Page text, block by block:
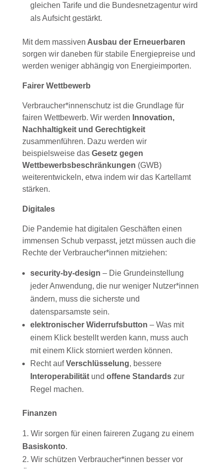
gleichen Tarife und die Bundesnetzagentur wird
als Aufsicht gestärkt.
Mit dem massiven Ausbau der Erneuerbaren
sorgen wir daneben für stabile Energiepreise und
werden weniger abhängig von Energieimporten.
Fairer Wettbewerb
Verbraucher*innenschutz ist die Grundlage für
fairen Wettbewerb. Wir werden Innovation,
Nachhaltigkeit und Gerechtigkeit
zusammenführen. Dazu werden wir
beispielsweise das Gesetz gegen
Wettbewerbsbeschränkungen (GWB)
weiterentwickeln, etwa indem wir das Kartellamt
stärken.
Digitales
Die Pandemie hat digitalen Geschäften einen
immensen Schub verpasst, jetzt müssen auch die
Rechte der Verbraucher*innen mitziehen:
security-by-design – Die Grundeinstellung
jeder Anwendung, die nur weniger Nutzer*innen
ändern, muss die sicherste und
datensparsamste sein.
elektronischer Widerrufsbutton – Was mit
einem Klick bestellt werden kann, muss auch
mit einem Klick storniert werden können.
Recht aufVerschlüsselung, bessere
Interoperabilität und offene Standards zur
Regel machen.
Finanzen
Wir sorgen für einen faireren Zugang zu einem
Basiskonto.
Wir schützen Verbraucher*innen besser vor